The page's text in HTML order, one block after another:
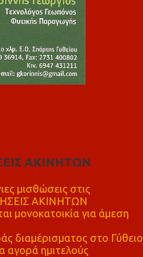
ΑΚΙΝΗΤΩΝ
μισθώσεις στις
ΑΚΙΝΗΤΩΝ
μονοκατοικία για άμεση
διαμέρισματος στο Γύθειο
αγορά ημιτελούς